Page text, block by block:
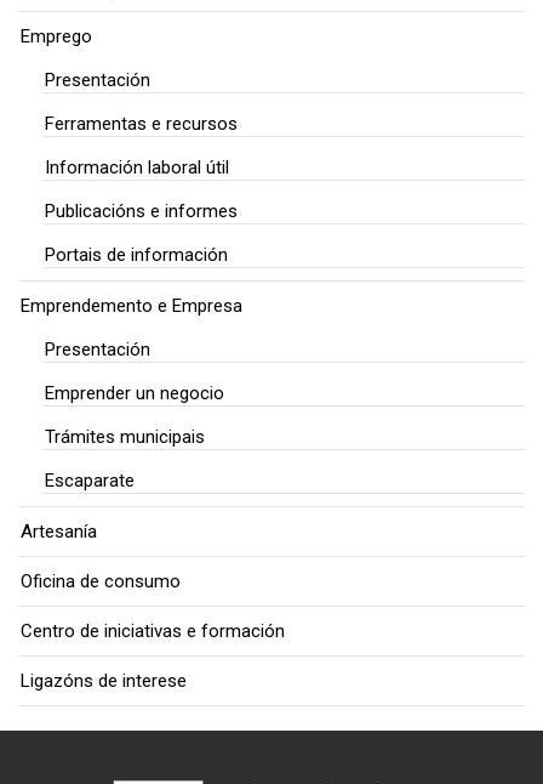
Emprego
Presentación
Ferramentas e recursos
Información laboral útil
Publicacións e informes
Portais de información
Emprendemento e Empresa
Presentación
Emprender un negocio
Trámites municipais
Escaparate
Artesanía
Oficina de consumo
Centro de iniciativas e formación
Ligazóns de interese